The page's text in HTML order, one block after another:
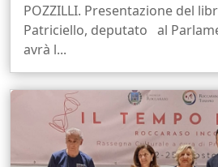
POZZILLI. Presentazione del
Patriciello, deputato al
avrà l...